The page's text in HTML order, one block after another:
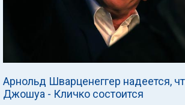
Арнольд Шварценеггер надеется,
Джошуа - Кличко состоится